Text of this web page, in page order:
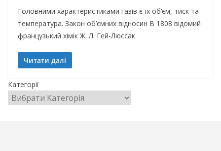
Головними характеристиками газів є їх об’єм, тиск та
температура. Закон об’ємних відносин В 1808 відомий
французький хімік Ж. Л. Гей-Люссак
Читати далі
Категорії